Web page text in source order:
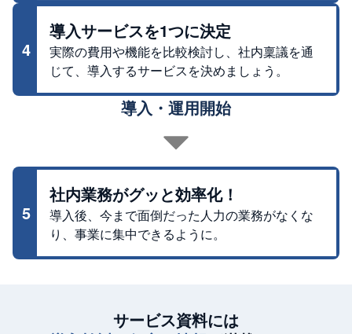
4
導入サービスを1つに決定
実際の費用や機能を比較検討し、社内稟議を通
じて、導入するサービスを決めましょう。
導入・運用開始
5
社内業務がグッと効率化！
導入後、今まで面倒だった人力の業務がなくな
り、事業に集中できるように。
サービス資料には